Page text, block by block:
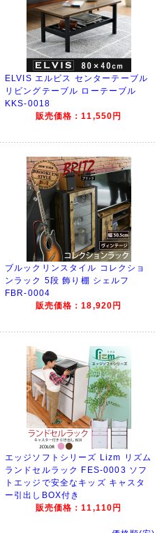
ELVIS エルビス センターテーブル
リビングテーブル ローテーブル
KKS-0018
販売価格：11,550円
ブルックリンスタイル コレクショ
ンラック 5段 飾り棚 シェルフ
FBR-0004
販売価格：18,920円
エッジソフトシリーズ Lizm リズム
ランドセルラック FES-0003 ソフ
トエッジで安全なキッズ キャスタ
ー引出しBOX付き
販売価格：11,110円